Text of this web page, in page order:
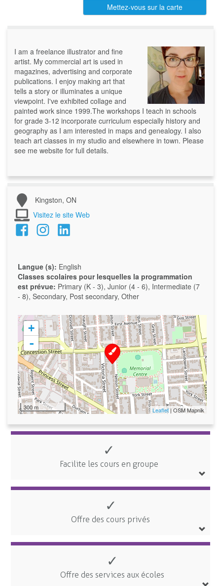
Mettez-vous sur la carte
I am a freelance illustrator and fine
artist. My commercial art is used in
magazines, advertising and corporate
publications. I enjoy making art that
tells a story or illuminates a unique
viewpoint. I've exhibited collage and
painted work since 1999.The workshops I teach in schools
for grade 3-12 incorporate curriculum especially history and
geography as I am interested in maps and genealogy. I also
teach art classes in my studio and elsewhere in town. Please
see me website for full details.
Kingston, ON
Visitez le site Web
Langue (s): English
Classes scolaires pour lesquelles la programmation
est prévue: Primary (K - 3), Junior (4 - 6), Intermediate (7
- 8), Secondary, Post secondary, Other
+
-
300 m Leaflet| OSM Mapnik
✓
Facilite les cours en groupe
✓
Offre des cours privés
✓
Offre des services aux écoles